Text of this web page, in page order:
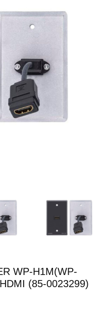
WP-H1M(WP-
(85-0023299)